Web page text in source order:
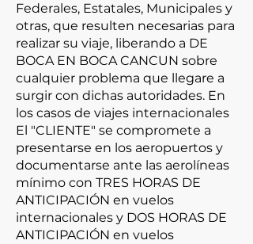
Federales, Estatales, Municipales y
otras, que resulten necesarias para
realizar su viaje, liberando a DE
BOCA EN BOCA CANCUN sobre
cualquier problema que llegare a
surgir con dichas autoridades. En
los casos de viajes internacionales
El "CLIENTE" se compromete a
presentarse en los aeropuertos y
documentarse ante las aerolíneas
mínimo con TRES HORAS DE
ANTICIPACIÓN en vuelos
internacionales y DOS HORAS DE
ANTICIPACIÓN en vuelos